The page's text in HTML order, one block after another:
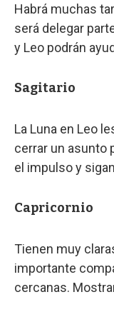
Habrá muchas
será delegar
y Leo podrán
Sagitario
La Luna en Leo
cerrar un asunto
el impulso y
Capricornio
Tienen muy
importante
cercanas.